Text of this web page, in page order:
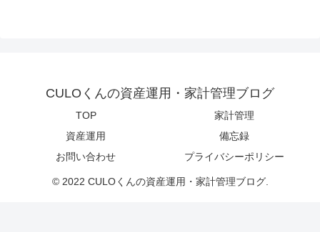
CULOくんの資産運用・家計管理ブログ
TOP
家計管理
資産運用
備忘録
お問い合わせ
プライバシーポリシー
© 2022 CULOくんの資産運用・家計管理ブログ.